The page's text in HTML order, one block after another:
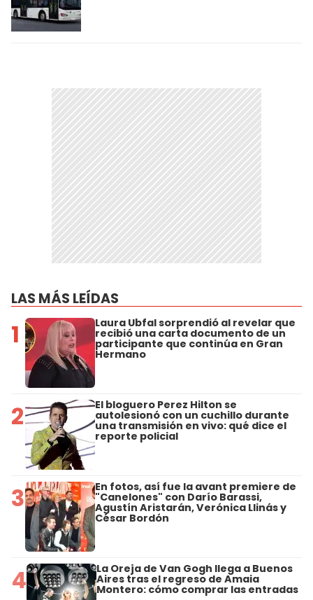
LAS MÁS LEÍDAS
1 Laura Ubfal sorprendió al revelar que
recibió una carta documento de un
participante que continúa en Gran
Hermano
2 El bloguero Perez Hilton se
autolesionó con un cuchillo durante
una transmisión en vivo: qué dice el
reporte policial
3 En fotos, así fue la avant premiere de
"Canelones" con Darío Barassi,
Agustín Aristarán, Verónica Llinás y
César Bordón
4 La Oreja de Van Gogh llega a Buenos
Aires tras el regreso de Amaia
Montero: cómo comprar las entradas